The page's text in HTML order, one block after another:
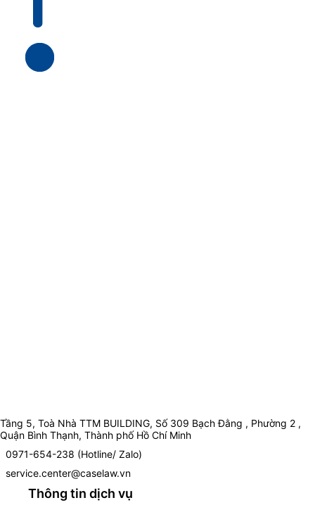
Tầng 5, Toà Nhà TTM BUILDING, Số 309 Bạch Đằng , Phường 2 ,
Quận Bình Thạnh, Thành phố Hồ Chí Minh
0971-654-238 (Hotline/ Zalo)
service.center@caselaw.vn
Thông tin dịch vụ